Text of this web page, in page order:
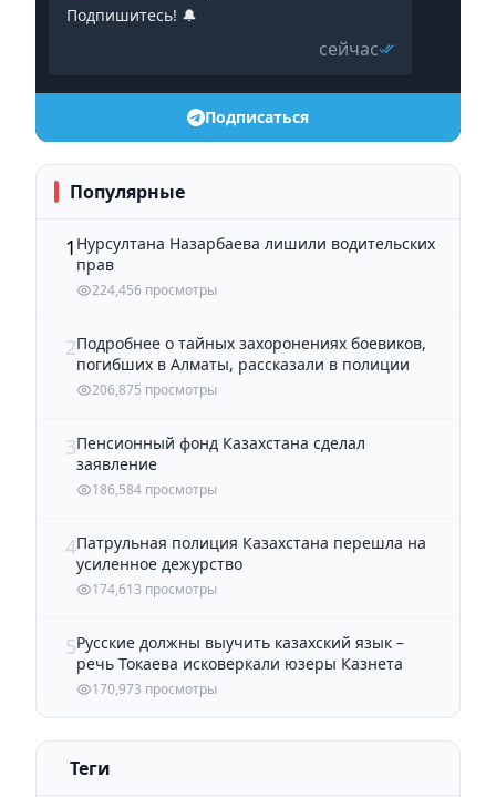
Подпишитесь! 🔔
сейчас
Подписаться
Популярные
1 Нурсултана Назарбаева лишили водительских
прав
224,456 просмотры
2Подробнее о тайных захоронениях боевиков,
погибших в Алматы, рассказали в полиции
206,875 просмотры
3Пенсионный фонд Казахстана сделал
заявление
186,584 просмотры
4Патрульная полиция Казахстана перешла на
усиленное дежурство
174,613 просмотры
5Русские должны выучить казахский язык –
речь Токаева исковеркали юзеры Казнета
170,973 просмотры
Теги